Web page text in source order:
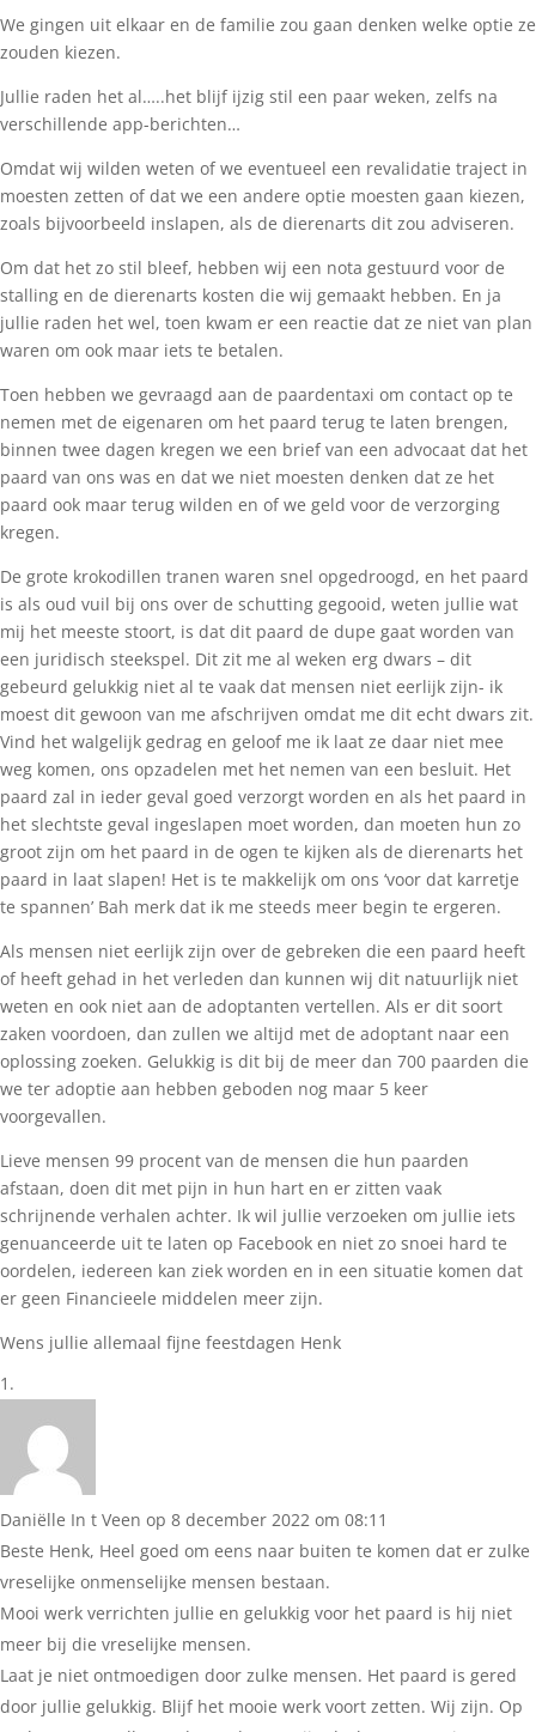
We gingen uit elkaar en de familie zou gaan denken welke optie ze
zouden kiezen.
Jullie raden het al…..het blijf ijzig stil een paar weken, zelfs na
verschillende app-berichten…
Omdat wij wilden weten of we eventueel een revalidatie traject in
moesten zetten of dat we een andere optie moesten gaan kiezen,
zoals bijvoorbeeld inslapen, als de dierenarts dit zou adviseren.
Om dat het zo stil bleef, hebben wij een nota gestuurd voor de
stalling en de dierenarts kosten die wij gemaakt hebben. En ja
jullie raden het wel, toen kwam er een reactie dat ze niet van plan
waren om ook maar iets te betalen.
Toen hebben we gevraagd aan de paardentaxi om contact op te
nemen met de eigenaren om het paard terug te laten brengen,
binnen twee dagen kregen we een brief van een advocaat dat het
paard van ons was en dat we niet moesten denken dat ze het
paard ook maar terug wilden en of we geld voor de verzorging
kregen.
De grote krokodillen tranen waren snel opgedroogd, en het paard
is als oud vuil bij ons over de schutting gegooid, weten jullie wat
mij het meeste stoort, is dat dit paard de dupe gaat worden van
een juridisch steekspel. Dit zit me al weken erg dwars – dit
gebeurd gelukkig niet al te vaak dat mensen niet eerlijk zijn- ik
moest dit gewoon van me afschrijven omdat me dit echt dwars zit.
Vind het walgelijk gedrag en geloof me ik laat ze daar niet mee
weg komen, ons opzadelen met het nemen van een besluit. Het
paard zal in ieder geval goed verzorgt worden en als het paard in
het slechtste geval ingeslapen moet worden, dan moeten hun zo
groot zijn om het paard in de ogen te kijken als de dierenarts het
paard in laat slapen! Het is te makkelijk om ons ‘voor dat karretje
te spannen’ Bah merk dat ik me steeds meer begin te ergeren.
Als mensen niet eerlijk zijn over de gebreken die een paard heeft
of heeft gehad in het verleden dan kunnen wij dit natuurlijk niet
weten en ook niet aan de adoptanten vertellen. Als er dit soort
zaken voordoen, dan zullen we altijd met de adoptant naar een
oplossing zoeken. Gelukkig is dit bij de meer dan 700 paarden die
we ter adoptie aan hebben geboden nog maar 5 keer
voorgevallen.
Lieve mensen 99 procent van de mensen die hun paarden
afstaan, doen dit met pijn in hun hart en er zitten vaak
schrijnende verhalen achter. Ik wil jullie verzoeken om jullie iets
genuanceerde uit te laten op Facebook en niet zo snoei hard te
oordelen, iedereen kan ziek worden en in een situatie komen dat
er geen Financieele middelen meer zijn.
Wens jullie allemaal fijne feestdagen Henk
Daniëlle In t Veen op 8 december 2022 om 08:11
Beste Henk, Heel goed om eens naar buiten te komen dat er zulke
vreselijke onmenselijke mensen bestaan.
Mooi werk verrichten jullie en gelukkig voor het paard is hij niet
meer bij die vreselijke mensen.
Laat je niet ontmoedigen door zulke mensen. Het paard is gered
door jullie gelukkig. Blijf het mooie werk voort zetten. Wij zijn. Op